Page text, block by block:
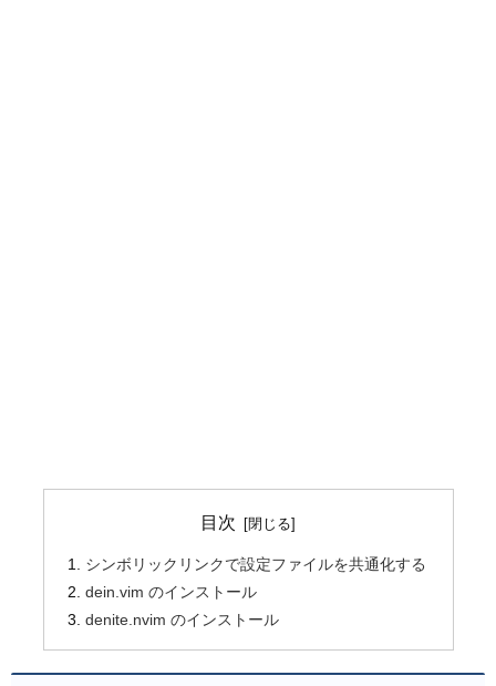
目次
シンボリックリンクで設定ファイルを共通化する
dein.vim のインストール
denite.nvim のインストール